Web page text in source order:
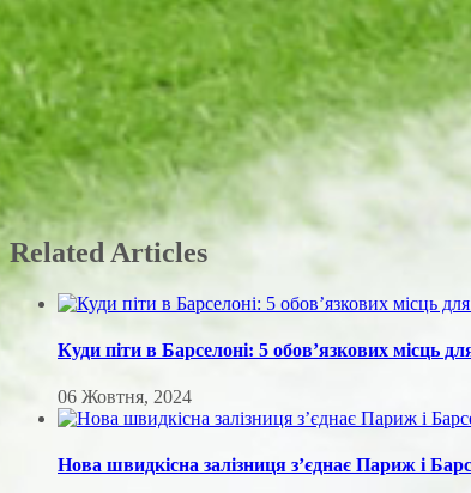
Related Articles
Куди піти в Барселоні: 5 обов’язкових місць
06 Жовтня, 2024
Нова швидкісна залізниця з’єднає Париж і